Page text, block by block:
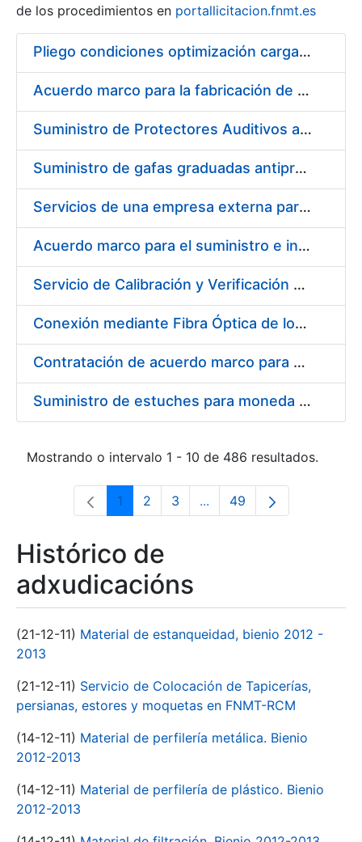
Mostrar/Ocultar
de los procedimientos en portallicitacion.fnmt.es
Pliego condiciones optimización cargas compras firmado
Acuerdo marco para la fabricación de piezas
Suministro de Protectores Auditivos a medida para las personas trabajadoras de los Centros de Trabajo de Madrid y Burgos
Suministro de gafas graduadas antiproyecciones para los trabajadores de la FNMT-RCM en los centros de trabajo de Madrid y Burgos
Servicios de una empresa externa para el asesoramiento y resolución de los recursos de alzada que se presentan relacionados con procesos de selección para la FNMT-RCM
Acuerdo marco para el suministro e instalación de persianas, estores y otros complementos
Servicio de Calibración y Verificación Externa de los Equipos de Medición del Servicio de Prevención de la FNMT-RCM
Conexión mediante Fibra Óptica de los Centros de Proceso de Datos (CPDs) de las sedes de la FNMT-RCM de Burgos y Madrid
Contratación de acuerdo marco para el Suministro de Material de Electricidad para la Fábrica Nacional de Moneda y Timbre-Real Casa de la Moneda en su centro de trabajo de Burgos
Suministro de estuches para moneda de 30 €
Mostrando o intervalo 1 - 10 de 486 resultados.
Páxina
1 Páxina
2 Páxina
3 ...Páxinas intermedias Use
Páxina
49
Histórico de
adxudicacións
(21-12-11) Material de estanqueidad, bienio 2012 -
2013
(21-12-11) Servicio de Colocación de Tapicerías,
persianas, estores y moquetas en FNMT-RCM
(14-12-11) Material de perfilería metálica. Bienio
2012-2013
(14-12-11) Material de perfilería de plástico. Bienio
2012-2013